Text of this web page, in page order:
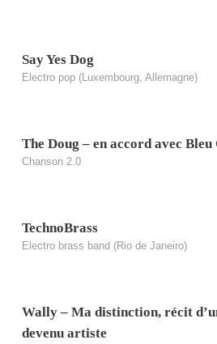
Say Yes Dog
Electro pop (Luxembourg, Allemagne)
The Doug – en accord avec
Chanson 2.0
TechnoBrass
Electro brass band (Rio de Janeiro)
Wally – Ma distinction, récit
devenu artiste